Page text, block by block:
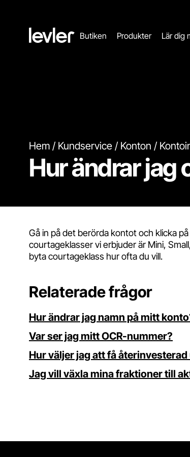
Header.toStartPagee
Butiken Produkter Lär dig
Hem Kundservice Konton
Hur ändrar jag
Gå in på det berörda kontot och klicka
courtageklasser vi erbjuder är Mini,
byta courtageklass hur ofta du vill.
Relaterade frågor
Hur ändrar jag namn på mitt
Var ser jag mitt OCR-nummer?
Hur väljer jag att få
Jag vill växla mina fraktioner till